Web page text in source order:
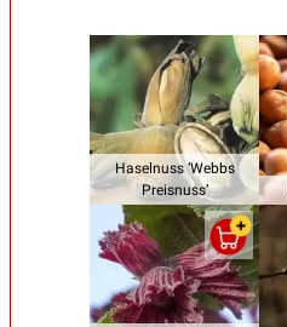
Haselnuss ‘Webbs
Preisnuss’